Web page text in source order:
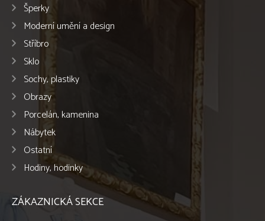
Šperky
Moderní umění a design
Stříbro
Sklo
Sochy, plastiky
Obrazy
Porcelán, kamenina
Nábytek
Ostatní
Hodiny, hodinky
ZÁKAZNICKÁ SEKCE